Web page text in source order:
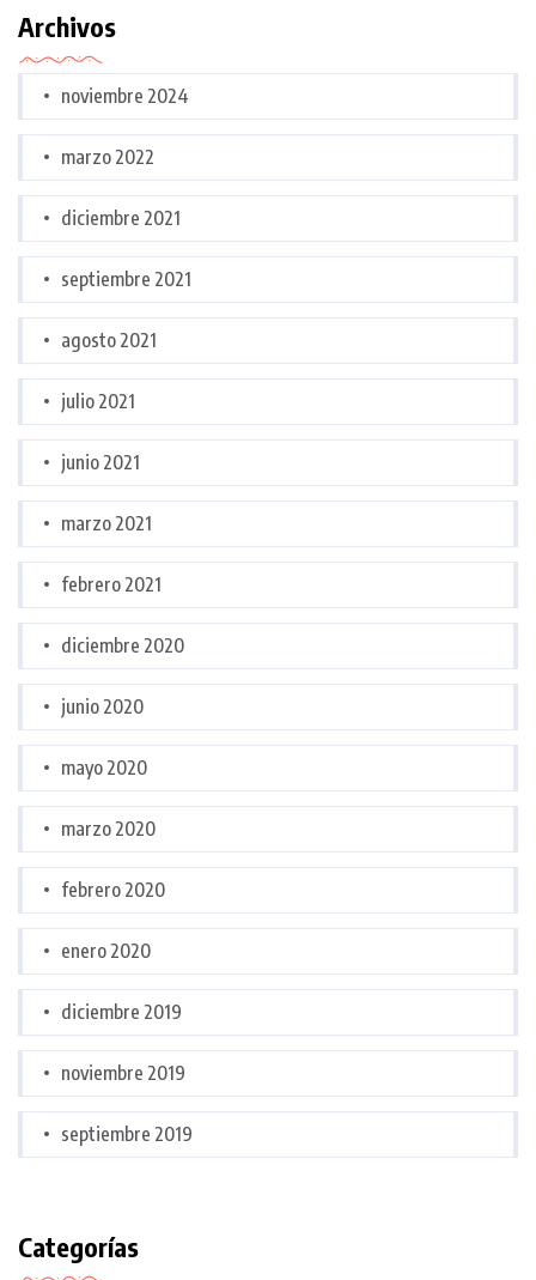
Archivos
noviembre 2024
marzo 2022
diciembre 2021
septiembre 2021
agosto 2021
julio 2021
junio 2021
marzo 2021
febrero 2021
diciembre 2020
junio 2020
mayo 2020
marzo 2020
febrero 2020
enero 2020
diciembre 2019
noviembre 2019
septiembre 2019
Categorías